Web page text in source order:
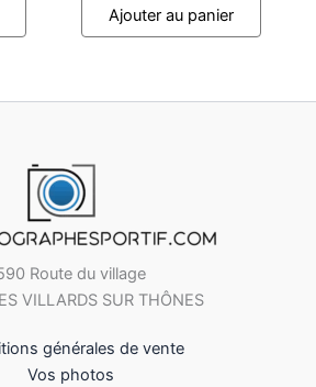
Ajouter au panier
Route du village
VILLARDS SUR THÔNES
générales de vente
Vos photos